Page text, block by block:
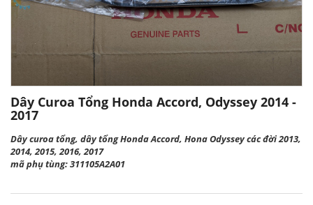
Dây Curoa Tổng Honda Accord, Odyssey 2014 -
2017
Dây curoa tổng, dây tổng Honda Accord, Hona Odyssey các đời 2013,
2014, 2015, 2016, 2017
mã phụ tùng: 311105A2A01